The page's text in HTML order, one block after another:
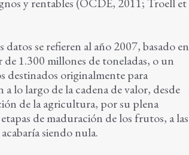
y rentables (OCDE, 2011; Troell et
se refieren al año 2007, basado en
1.300 millones de toneladas, o un
destinados originalmente para
lo largo de la cadena de valor, desde
de la agricultura, por su plena
de maduración de los frutos, a las
siendo nula.